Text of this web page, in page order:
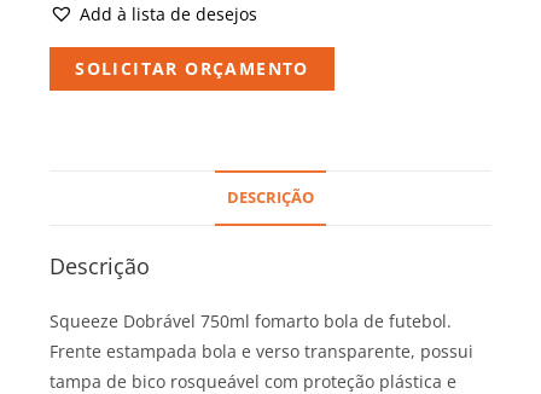
Add à lista de desejos
SOLICITAR ORÇAMENTO
DESCRIÇÃO
Descrição
Squeeze Dobrável 750ml fomarto bola de futebol.
Frente estampada bola e verso transparente, possui
tampa de bico rosqueável com proteção plástica e